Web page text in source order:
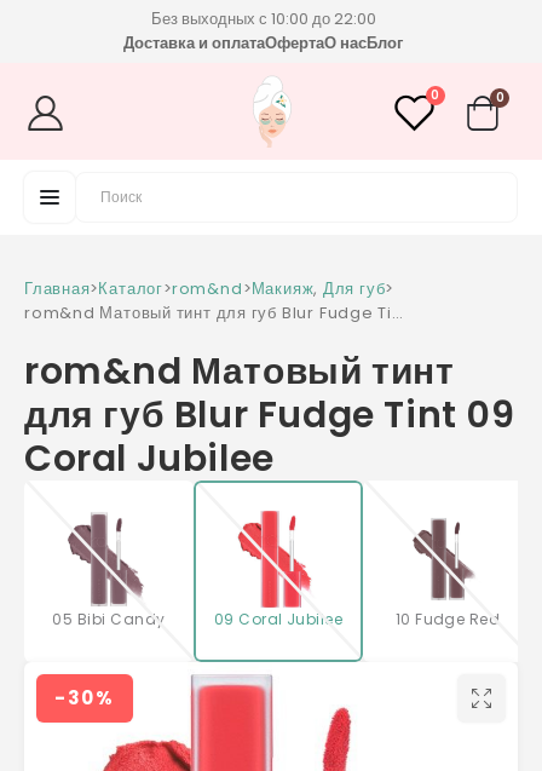
Без выходных с 10:00 до 22:00
Доставка и оплатаОфертаО насБлог
0 0
Главная>Каталог>rom&nd>Макияж, Для губ>
rom&nd Матовый тинт для губ Blur Fudge Tint
rom&nd Матовый тинт
для губ Blur Fudge Tint 09
Coral Jubilee
05 Bibi Candy 09 Coral Jubilee 10 Fudge Red
-30%